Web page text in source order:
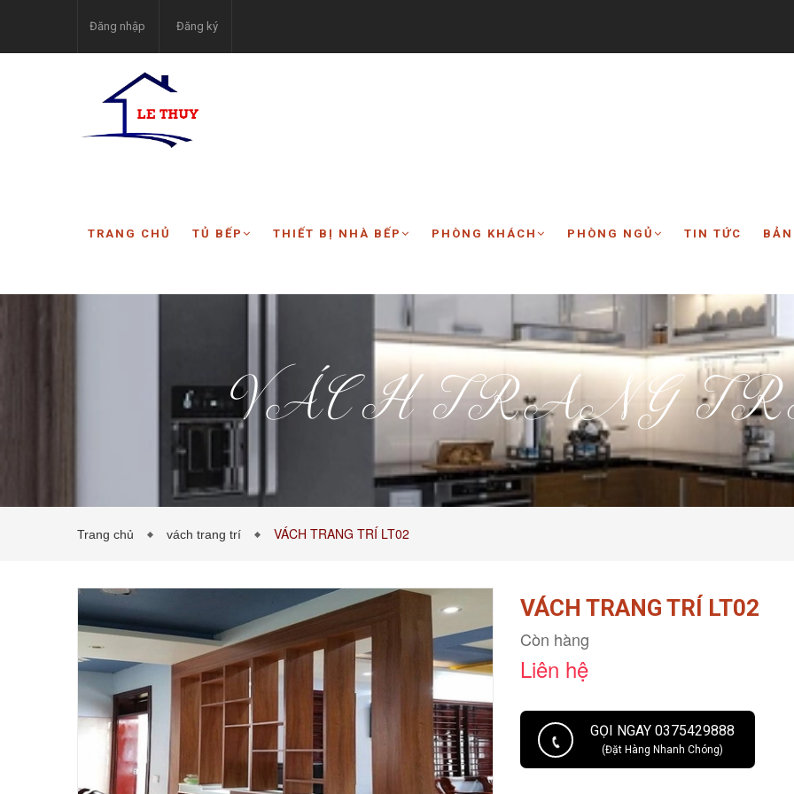
Đăng nhập Đăng ký
TRANG CHỦ TỦ BẾP THIẾT BỊ NHÀ BẾP PHÒNG KHÁCH PHÒNG NGỦ TIN TỨC
VÁCH TRANG
Trang chủ vách trang trí VÁCH TRANG TRÍ LT02
VÁCH TRANG TRÍ LT02
Còn hàng
Liên hệ
GỌI NGAY 0375429888
(Đặt Hàng Nhanh Chóng)